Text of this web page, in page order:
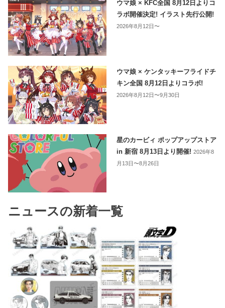
ウマ娘 × KFC全国 8月12日よりコ
ラボ開催決定! イラスト先行公開!
2026年8月12日〜
ウマ娘 × ケンタッキーフライドチ
キン全国 8月12日よりコラボ!
2026年8月12日〜9月30日
星のカービィ ポップアップストア
in 新宿 8月13日より開催!2026年8
月13日〜8月26日
ニュースの新着一覧